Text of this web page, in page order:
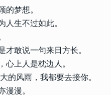
的梦想。
人生不过如此。
才敢说一句来日方长。
心上人是枕边人。
的风雨，我都要去接你。
漫漫。